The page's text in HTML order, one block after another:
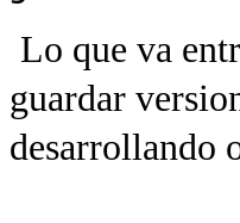
Lo que va
guardar
desarrollando